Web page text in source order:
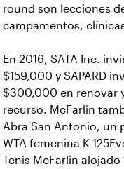
round son lecciones
campamentos,
En 2016, SATA Inc.
$159,000 y SAPARD
$300,000 en renovar
recurso. McFarlin
Abra San Antonio, un
WTA femenina K
Tenis McFarlin